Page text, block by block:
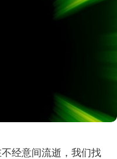
经意间流逝，我们找